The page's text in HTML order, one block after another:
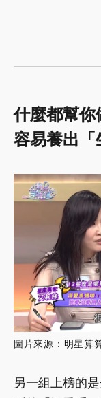
什麼都幫你
容易養出「
圖片來源： 明星算
另一組上榜的